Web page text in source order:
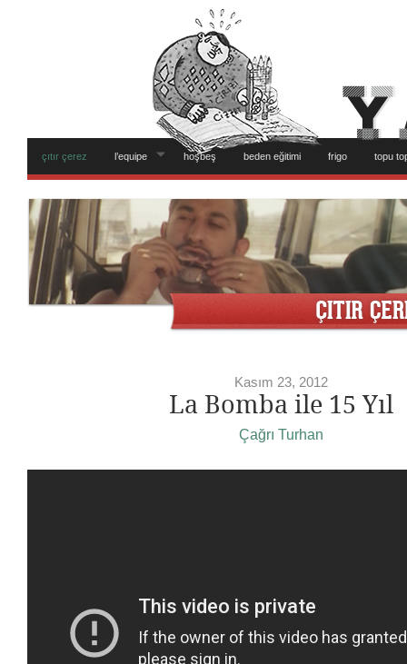
çıtır çerez l’equipe hoşbeş beden eğitimi frigo topu
Kasım 23, 2012
La Bomba ile 15 Yıl
Çağrı Turhan